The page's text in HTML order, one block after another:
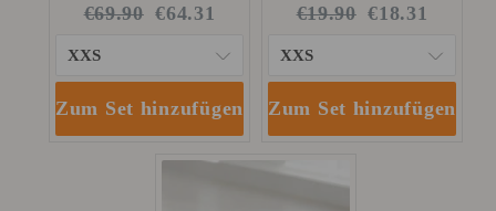
Original
€69.90 Current
€64.31
Zum Set hinzufügen
Original
€19.90 Current
€18.31
Zum Set hinzufügen